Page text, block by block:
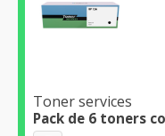
Toner services
Pack de 6 toners